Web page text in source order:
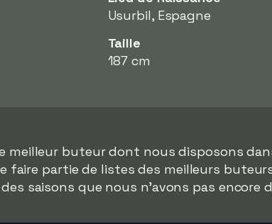
Usurbil, Espagne
Taille
187 cm
meilleur buteur dont nous disposons
faire partie de listes des meilleurs
saisons que nous n'avons pas encore